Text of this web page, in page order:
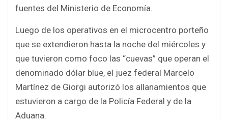
fuentes del Ministerio de Economía.
Luego de los operativos en el microcentro porteño
que se extendieron hasta la noche del miércoles y
que tuvieron como foco las “cuevas” que operan el
denominado dólar blue, el juez federal Marcelo
Martínez de Giorgi autorizó los allanamientos que
estuvieron a cargo de la Policía Federal y de la
Aduana.